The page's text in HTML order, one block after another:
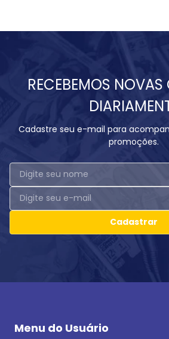
RECEBEMOS NOVAS
Cadastre seu e-mail para
promoções.
Cadastrar
Menu do Usuário